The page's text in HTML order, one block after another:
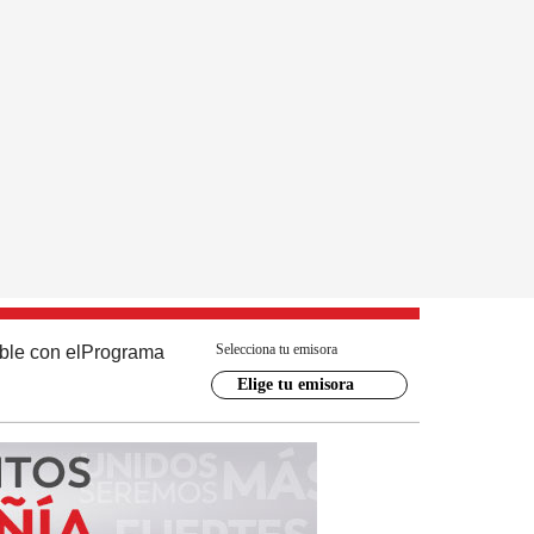
con el Programa Selecciona tu emisora
Elige tu emisora